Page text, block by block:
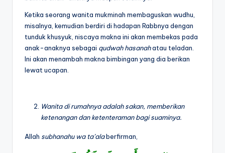
Ketika seorang wanita mukminah membaguskan wudhu,
misalnya, kemudian berdiri di hadapan Rabbnya dengan
tunduk khusyuk, niscaya makna ini akan membekas pada
anak-anaknya sebagai qudwah hasanahatau teladan.
Ini akan menambah makna bimbingan yang dia berikan
lewat ucapan.
Wanita di rumahnya adalah sakan, memberikan
ketenangan dan ketenteraman bagi suaminya.
Allah subhanahu wa ta’alaberfirman,